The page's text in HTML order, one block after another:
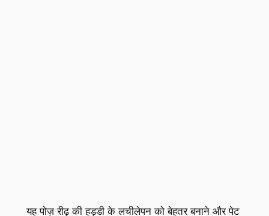
यह पोज़ रीढ़ की हड्डी के लचीलेपन को बेहतर बनाने और पेट